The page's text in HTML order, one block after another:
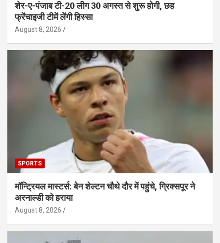
शेर-ए-पंजाब टी-20 लीग 30 अगस्त से शुरू होगी, छह
फ्रेंचाइजी टीमें लेंगी हिस्सा
August 8, 2026
SPORTS
मॉन्ट्रियल मास्टर्स: बेन शेल्टन चौथे दौर में पहुंचे, ग्रिक्सपूर ने
अरनाल्डी को हराया
August 8, 2026